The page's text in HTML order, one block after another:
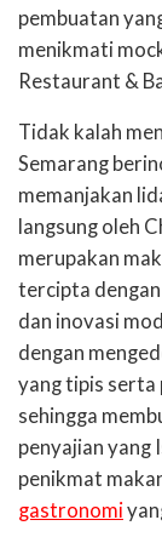
pembuatan
menikmati
Restaurant &
Tidak kalah
Semarang
memanjakan
langsung oleh
merupakan
tercipta
dan inovasi
dengan
yang tipis serta
sehingga
penyajian yang
penikmat
gastronomi